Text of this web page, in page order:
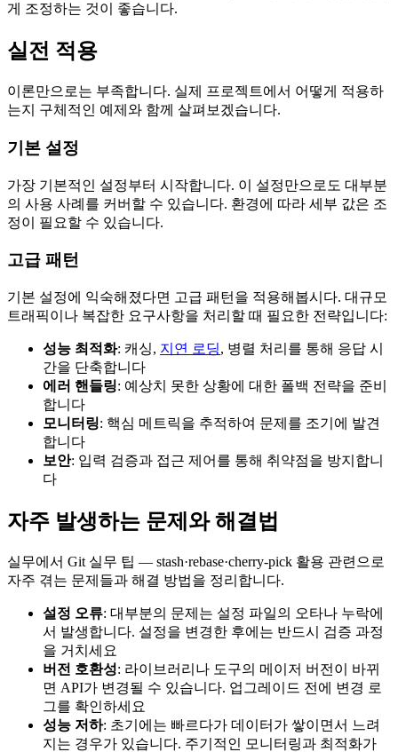
게 조정하는 것이 좋습니다.
실전 적용
이론만으로는 부족합니다. 실제 프로젝트에서 어떻게 적용하
는지 구체적인 예제와 함께 살펴보겠습니다.
기본 설정
가장 기본적인 설정부터 시작합니다. 이 설정만으로도 대부분
의 사용 사례를 커버할 수 있습니다. 환경에 따라 세부 값은 조
정이 필요할 수 있습니다.
고급 패턴
기본 설정에 익숙해졌다면 고급 패턴을 적용해봅시다. 대규모
트래픽이나 복잡한 요구사항을 처리할 때 필요한 전략입니다:
성능 최적화: 캐싱, 지연 로딩, 병렬 처리를 통해 응답 시
간을 단축합니다
에러 핸들링: 예상치 못한 상황에 대한 폴백 전략을 준비
합니다
모니터링: 핵심 메트릭을 추적하여 문제를 조기에 발견
합니다
보안: 입력 검증과 접근 제어를 통해 취약점을 방지합니
다
자주 발생하는 문제와 해결법
실무에서 Git 실무 팁 — stash·rebase·cherry-pick 활용 관련으로
자주 겪는 문제들과 해결 방법을 정리합니다.
설정 오류: 대부분의 문제는 설정 파일의 오타나 누락에
서 발생합니다. 설정을 변경한 후에는 반드시 검증 과정
을 거치세요
버전 호환성: 라이브러리나 도구의 메이저 버전이 바뀌
면 API가 변경될 수 있습니다. 업그레이드 전에 변경 로
그를 확인하세요
성능 저하: 초기에는 빠르다가 데이터가 쌓이면서 느려
지는 경우가 있습니다. 주기적인 모니터링과 최적화가